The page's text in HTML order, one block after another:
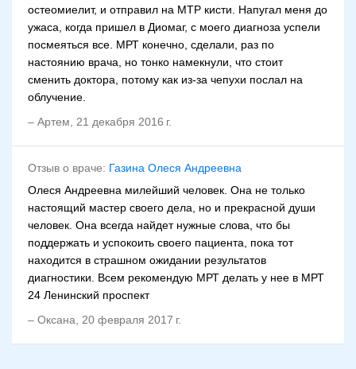
остеомиелит, и отправил на МТР кисти. Напугал меня до
ужаса, когда пришел в Диомаг, с моего диагноза успели
посмеяться все. МРТ конечно, сделали, раз по
настоянию врача, но тонко намекнули, что стоит
сменить доктора, потому как из-за чепухи послал на
облучение.
– Артем 21 декабря 2016 г.
Отзыв о враче: Газина Олеся Андреевна
Олеся Андреевна милейший человек. Она не только
настоящий мастер своего дела, но и прекрасной души
человек. Она всегда найдет нужные слова, что бы
поддержать и успокоить своего пациента, пока тот
находится в страшном ожидании результатов
диагностики. Всем рекомендую МРТ делать у нее в МРТ
24 Ленинский проспект
– Оксана 20 февраля 2017 г.